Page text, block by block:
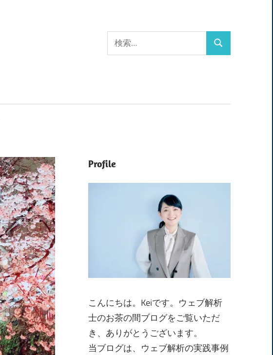
索:
検
Profile
こんにちは。Keiです。ウェブ解析
士のお茶の間ブログをご覧いただ
き、ありがとうございます。
当ブログは、ウェブ解析の実践事例